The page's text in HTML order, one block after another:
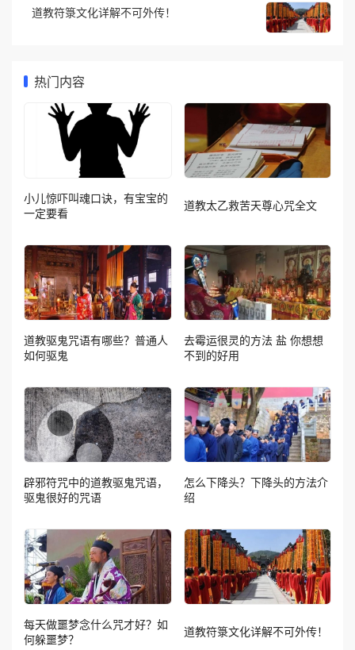
道教符箓文化详解不可外传！
热门内容
小儿惊吓叫魂口诀，有宝宝的
一定要看
道教太乙救苦天尊心咒全文
道教驱鬼咒语有哪些？普通人
如何驱鬼
去霉运很灵的方法 盐 你想想
不到的好用
辟邪符咒中的道教驱鬼咒语，
驱鬼很好的咒语
怎么下降头？下降头的方法介
绍
每天做噩梦念什么咒才好？如
何躲噩梦？
道教符箓文化详解不可外传！